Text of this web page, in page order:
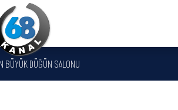
BÜYÜK DÜĞÜN SALONU